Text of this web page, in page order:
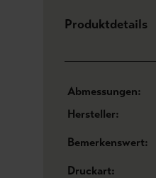
Produktdetails
Abmessungen:
Hersteller:
Bemerkenswert:
Druckart: